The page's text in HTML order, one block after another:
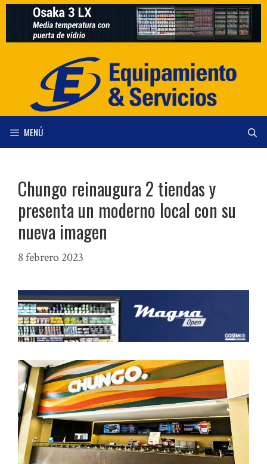
Saltar
contenido
MENÚ
Chungo reinaugura 2 tiendas y
presenta un moderno local con su
nueva imagen
8 febrero 2023